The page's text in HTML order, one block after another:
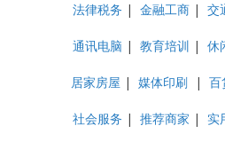
法律税务 | 金融工商 | 交
通讯电脑 | 教育培训 | 休
居家房屋 | 媒体印刷 | 百
社会服务 | 推荐商家 | 实